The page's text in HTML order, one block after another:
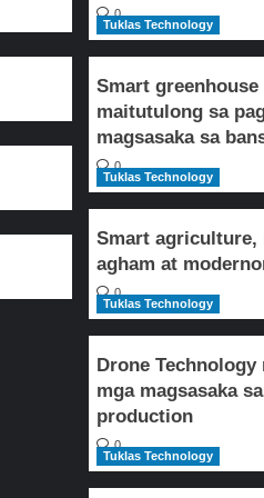
0
Tuklas Technology
Smart
maitutulong sa
magsasaka sa
0
Tuklas Technology
Smart agriculture,
agham at
0
Tuklas Technology
Drone
mga magsasaka
production
0
Tuklas Technology